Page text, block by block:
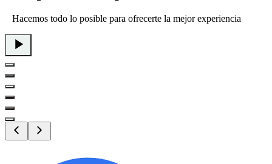
Hacemos todo lo posible para ofrecerte la mejor experiencia